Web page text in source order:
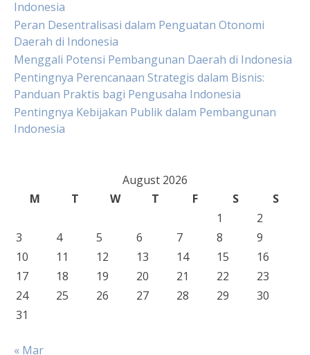
Indonesia
Peran Desentralisasi dalam Penguatan Otonomi
Daerah di Indonesia
Menggali Potensi Pembangunan Daerah di Indonesia
Pentingnya Perencanaan Strategis dalam Bisnis:
Panduan Praktis bagi Pengusaha Indonesia
Pentingnya Kebijakan Publik dalam Pembangunan
Indonesia
August 2026
M
T W T F S
S
1
2
3
4 5 6 7 8
9
10
11 12 13 14 15
16
17
18 19 20 21 22
23
24
25 26 27 28 29
30
31
« Mar